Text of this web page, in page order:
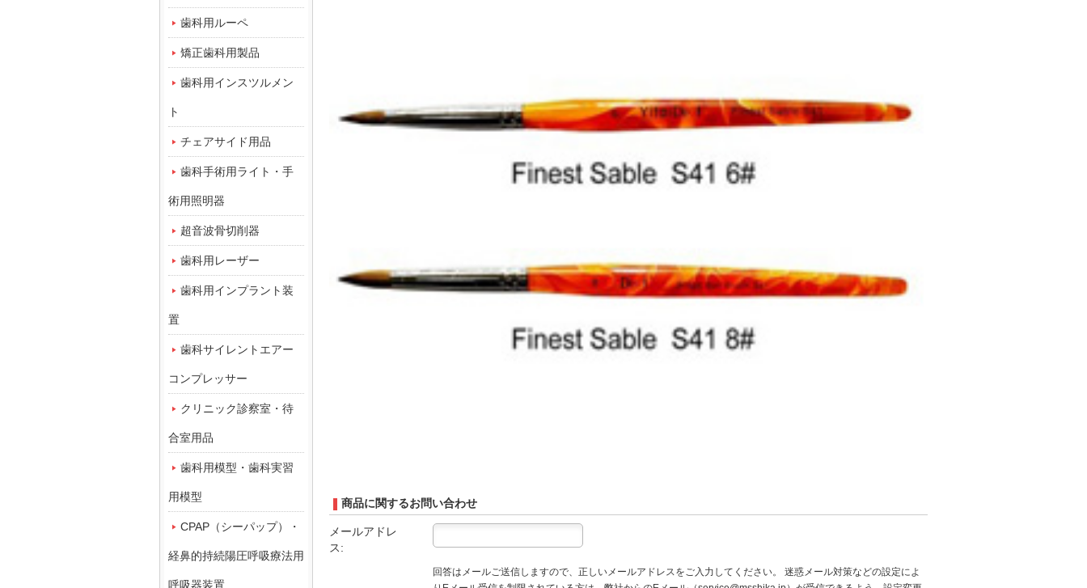
商品に関するお問い合わせ
メールアドレ
ス:
回答はメールご送信しますので、正しいメールアドレスをご入力してください。 迷惑メール対策などの設定によ
歯科用ルーペ
矯正歯科用製品
歯科用インスツルメン
ト
チェアサイド用品
歯科手術用ライト・手
術用照明器
超音波骨切削器
歯科用レーザー
歯科用インプラント装
置
歯科サイレントエアー
コンプレッサー
クリニック診察室・待
合室用品
歯科用模型・歯科実習
用模型
CPAP（シーパップ）・
経鼻的持続陽圧呼吸療法用
呼吸器装置